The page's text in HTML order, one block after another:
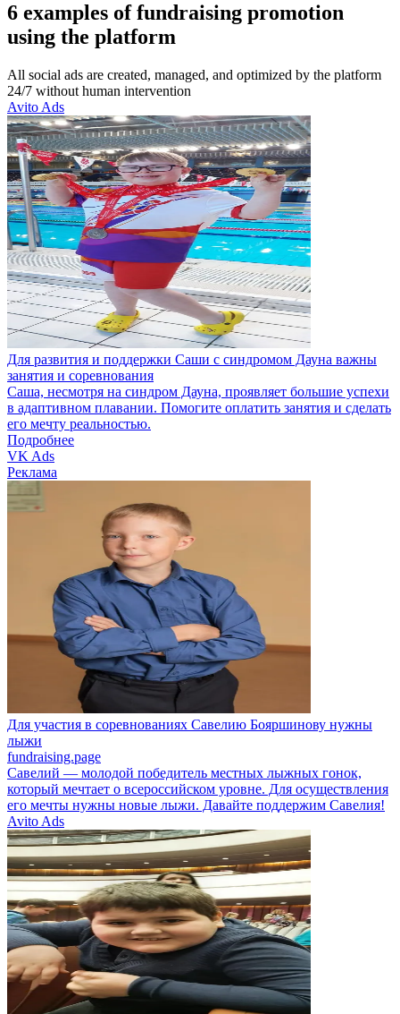
6 examples of fundraising promotion
using the platform
All social ads are created, managed, and optimized by the platform
24/7 without human intervention
Avito Ads
Для развития и поддержки Саши с синдромом Дауна важны
занятия и соревнования
Саша, несмотря на синдром Дауна, проявляет большие успехи
в адаптивном плавании. Помогите оплатить занятия и сделать
его мечту реальностью.
Подробнее
VK Ads
Реклама
Для участия в соревнованиях Савелию Бояршинову нужны
лыжи
fundraising.page
Савелий — молодой победитель местных лыжных гонок,
который мечтает о всероссийском уровне. Для осуществления
его мечты нужны новые лыжи. Давайте поддержим Савелия!
Avito Ads